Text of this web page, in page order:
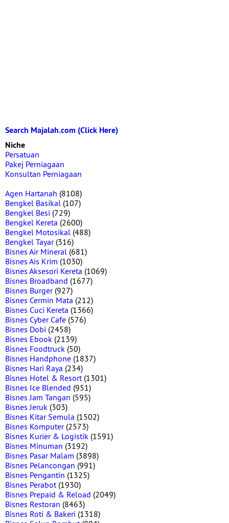
Search Majalah.com (Click Here)
Niche
Persatuan
Pakej Perniagaan
Konsultan Perniagaan
Agen Hartanah (8108)
Bengkel Basikal (107)
Bengkel Besi (729)
Bengkel Kereta (2600)
Bengkel Motosikal (488)
Bengkel Tayar(316)
Bisnes Air Mineral (681)
Bisnes Ais Krim (1030)
Bisnes Aksesori Kereta (1069)
Bisnes Broadband (1677)
Bisnes Burger(927)
Bisnes Cermin Mata (212)
Bisnes Cuci Kereta (1366)
Bisnes Cyber Cafe (576)
Bisnes Dobi (2458)
Bisnes Ebook (2139)
Bisnes Foodtruck (50)
Bisnes Handphone (1837)
Bisnes Hari Raya (234)
Bisnes Hotel & Resort(1301)
Bisnes Ice Blended (951)
Bisnes Jam Tangan (595)
Bisnes Jeruk (303)
Bisnes Kitar Semula (1502)
Bisnes Komputer(2573)
Bisnes Kurier & Logistik (1591)
Bisnes Minuman (3192)
Bisnes Pasar Malam (3898)
Bisnes Pelancongan (991)
Bisnes Pengantin (1325)
Bisnes Perabot(1930)
Bisnes Prepaid & Reload (2049)
Bisnes Restoran (8463)
Bisnes Roti & Bakeri (1318)